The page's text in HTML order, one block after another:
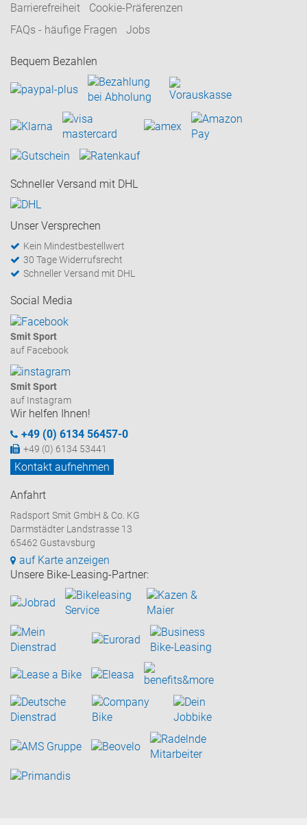
Barrierefreiheit
Cookie-Präferenzen
FAQs - häufige Fragen
Jobs
Bequem Bezahlen
Schneller Versand mit DHL
Unser Versprechen
Kein Mindestbestellwert
30 Tage Widerrufsrecht
Schneller Versand mit DHL
Social Media
Smit Sport
auf Facebook
Smit Sport
auf Instagram
Wir helfen Ihnen!
+49 (0) 6134 56457-0
+49 (0) 6134 53441
Kontakt aufnehmen
Anfahrt
Radsport Smit GmbH & Co. KG
Darmstädter Landstrasse 13
65462 Gustavsburg
auf Karte anzeigen
Unsere Bike-Leasing-Partner: